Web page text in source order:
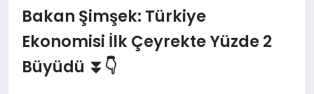
TEKNOLOJI
Bakan Şimşek: Türkiye
Ekonomisi İlk Çeyrekte Yüzde 2
Büyüdü ⏬👇